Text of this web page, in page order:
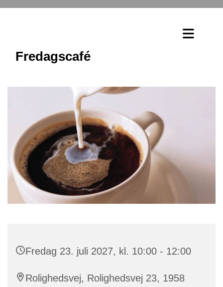
Fredagscafé
Fredag 23. juli 2027, kl. 10:00 - 12:00
Rolighedsvej, Rolighedsvej 23, 1958